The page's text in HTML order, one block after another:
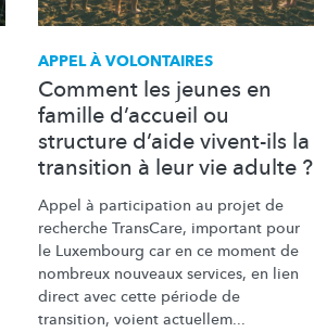
APPEL À VOLONTAIRES
Comment les jeunes en
famille d’accueil ou
structure d’aide vivent-ils la
transition à leur vie adulte ?
Appel à participation au projet de
recherche TransCare, important pour
le Luxembourg car en ce moment de
nombreux nouveaux services, en lien
direct avec cette période de
transition, voient actuellem...